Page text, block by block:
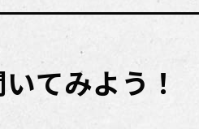
てみよう！